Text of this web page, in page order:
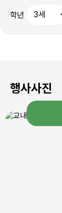
학년
행사사진